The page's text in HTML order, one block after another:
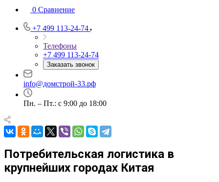
0 Сравнение
+7 499 113-24-74
Телефоны
+7 499 113-24-74
Заказать звонок
info@домстрой-33.рф
Пн. – Пт.: с 9:00 до 18:00
Потребительская логистика в
крупнейших городах Китая